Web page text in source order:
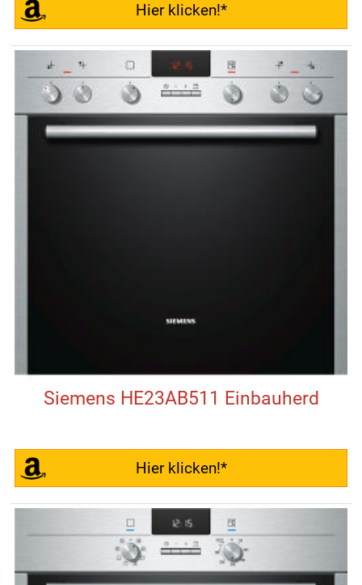
Hier klicken!*
Siemens HE23AB511 Einbauherd
Hier klicken!*